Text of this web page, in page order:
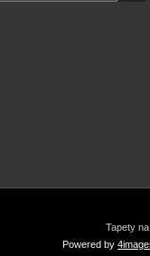
Tapety
Powered by